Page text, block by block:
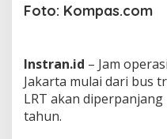
J
p
e
r
Foto: Kompas.com
Instran.id – Jam
Jakarta mulai dari bus
LRT akan
tahun.